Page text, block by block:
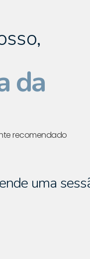
da
recomendado
uma